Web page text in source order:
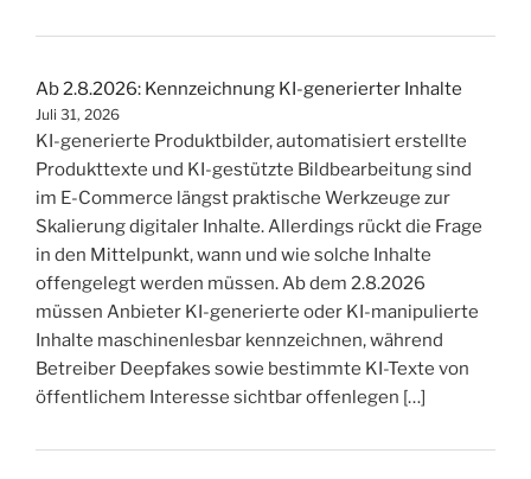
Ab 2.8.2026: Kennzeichnung KI-generierter Inhalte
Juli 31, 2026
KI-generierte Produktbilder, automatisiert erstellte
Produkttexte und KI-gestützte Bildbearbeitung sind
im E-Commerce längst praktische Werkzeuge zur
Skalierung digitaler Inhalte. Allerdings rückt die Frage
in den Mittelpunkt, wann und wie solche Inhalte
offengelegt werden müssen. Ab dem 2.8.2026
müssen Anbieter KI-generierte oder KI-manipulierte
Inhalte maschinenlesbar kennzeichnen, während
Betreiber Deepfakes sowie bestimmte KI-Texte von
öffentlichem Interesse sichtbar offenlegen […]